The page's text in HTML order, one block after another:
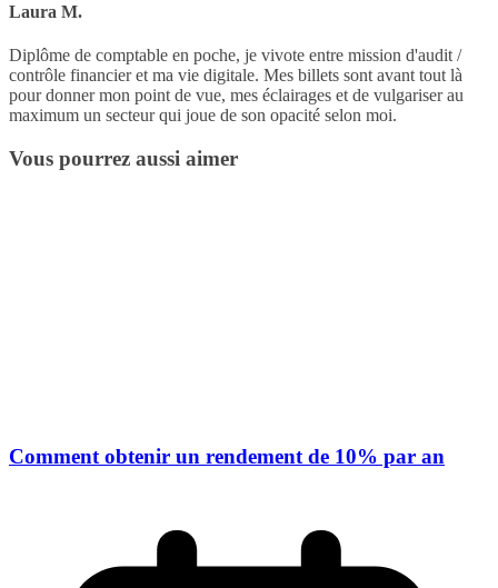
Laura M.
Diplôme de comptable en poche, je vivote entre mission d'audit /
contrôle financier et ma vie digitale. Mes billets sont avant tout là
pour donner mon point de vue, mes éclairages et de vulgariser au
maximum un secteur qui joue de son opacité selon moi.
Vous pourrez aussi aimer
Comment obtenir un rendement de 10% par an